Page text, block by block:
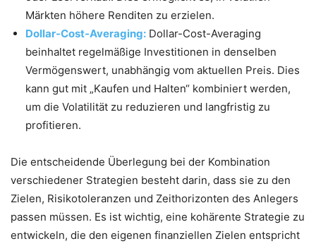
Märkten höhere Renditen zu erzielen.
Dollar-Cost-Averaging: Dollar-Cost-Averaging
beinhaltet regelmäßige Investitionen in denselben
Vermögenswert, unabhängig vom aktuellen Preis. Dies
kann gut mit „Kaufen und Halten“ kombiniert werden,
um die Volatilität zu reduzieren und langfristig zu
profitieren.
Die entscheidende Überlegung bei der Kombination
verschiedener Strategien besteht darin, dass sie zu den
Zielen, Risikotoleranzen und Zeithorizonten des Anlegers
passen müssen. Es ist wichtig, eine kohärente Strategie zu
entwickeln, die den eigenen finanziellen Zielen entspricht